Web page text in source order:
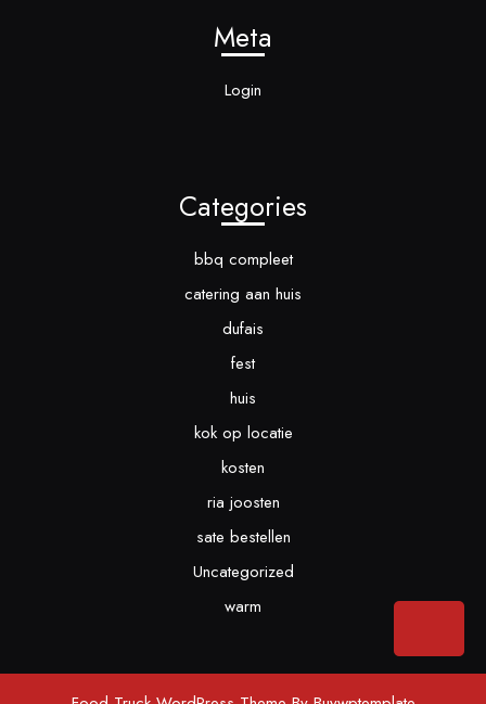
to
Meta
Login
Categories
bbq compleet
catering aan huis
dufais
fest
huis
kok op locatie
kosten
ria joosten
sate bestellen
Uncategorized
warm